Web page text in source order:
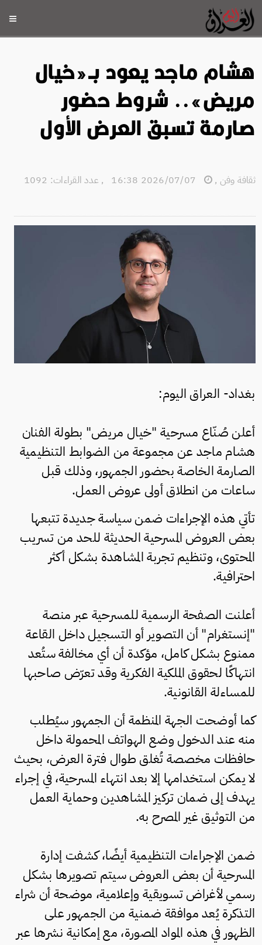
هشام ماجد يعود بـ«خيال
مريض».. شروط حضور
صارمة تسبق العرض الأول
ثقافة وفن ,
, عدد القراءات: 1092
بغداد- العراق اليوم:
أعلن صُنّاع مسرحية "خيال مريض" بطولة الفنان
هشام ماجد عن مجموعة من الضوابط التنظيمية
الصارمة الخاصة بحضور الجمهور، وذلك قبل
ساعات من انطلاق أولى عروض العمل.
تأتي هذه الإجراءات ضمن سياسة جديدة تتبعها
بعض العروض المسرحية الحديثة للحد من تسريب
المحتوى، وتنظيم تجربة المشاهدة بشكل أكثر
احترافية.
أعلنت الصفحة الرسمية للمسرحية عبر منصة
"إنستغرام" أن التصوير أو التسجيل داخل القاعة
ممنوع بشكل كامل، مؤكدة أن أي مخالفة ستُعد
انتهاكًا لحقوق الملكية الفكرية وقد تعرّض صاحبها
للمساءلة القانونية.
كما أوضحت الجهة المنظمة أن الجمهور سيُطلب
منه عند الدخول وضع الهواتف المحمولة داخل
حافظات مخصصة تُغلق طوال فترة العرض، بحيث
لا يمكن استخدامها إلا بعد انتهاء المسرحية، في إجراء
يهدف إلى ضمان تركيز المشاهدين وحماية العمل
من التوثيق غير المصرح به.
ضمن الإجراءات التنظيمية أيضًا، كشفت إدارة
المسرحية أن بعض العروض سيتم تصويرها بشكل
رسمي لأغراض تسويقية وإعلامية، موضحة أن شراء
التذكرة يُعد موافقة ضمنية من الجمهور على
الظهور في هذه المواد المصورة، مع إمكانية نشرها عبر